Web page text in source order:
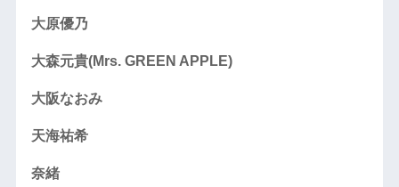
大原優乃
大森元貴(Mrs. GREEN APPLE)
大阪なおみ
天海祐希
奈緒